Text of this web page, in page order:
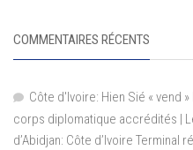
COMMENTAIRES RÉCENTS
Côte d'Ivoire: Hien Sié « vend
corps diplomatique accrédités |
d’Abidjan: Côte d’Ivoire